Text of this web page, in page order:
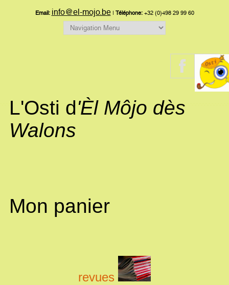
Email: info@el-mojo.be| Téléphone:+32 (0)498 29 99 60
L'Osti d'Èl Môjo dès
Walons
Mon panier
revues